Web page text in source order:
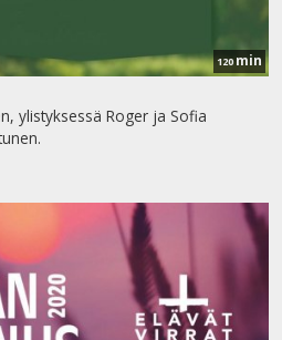
120min
ylistyksessä Roger ja Sofia